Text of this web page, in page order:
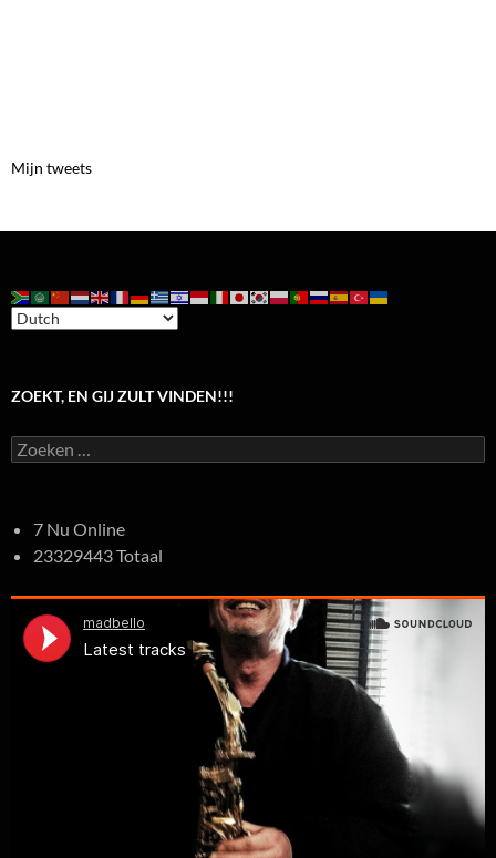
Mijn tweets
ZOEKT, EN GIJ ZULT VINDEN!!!
Zoeken
naar:
7 Nu Online
23329443 Totaal